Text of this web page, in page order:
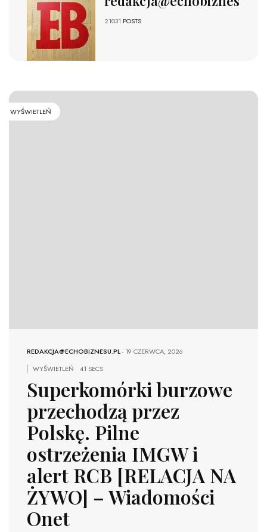
21031 POSTS
WYŚWIETLEŃ
REDAKCJA@ECHOBIZNESU.PL-19 CZERWCA, 2026
WYŚWIETLEŃ
41 SECS
Superkomórki burzowe
przechodzą przez
Polskę. Pilne
ostrzeżenia IMGW i
alert RCB [RELACJA NA
ŻYWO] – Wiadomości
Onet